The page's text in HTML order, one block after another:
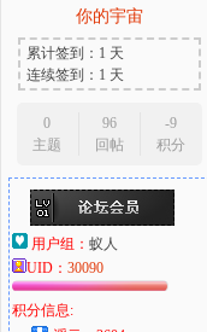
你的宇宙
累计签到：1 天
连续签到：1 天
0
主题
96
回帖
-9
积分
用户组： 蚁人
UID： 30090
积分信息: